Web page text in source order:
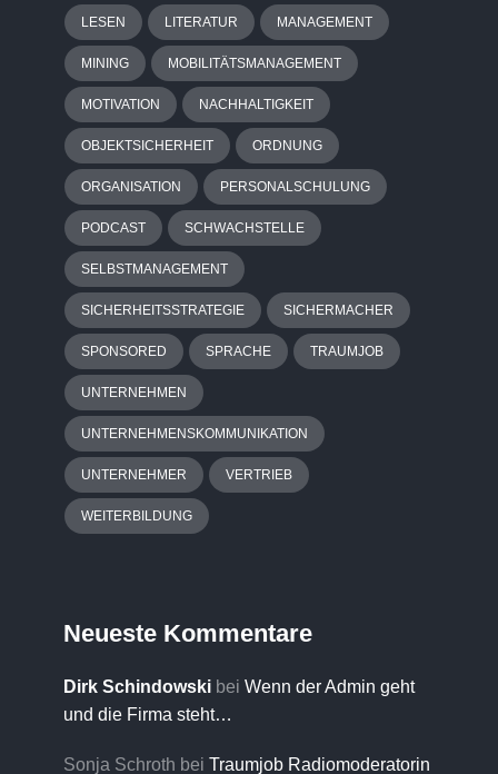
LESEN LITERATUR MANAGEMENT
MINING MOBILITÄTSMANAGEMENT
MOTIVATION NACHHALTIGKEIT
OBJEKTSICHERHEIT ORDNUNG
ORGANISATION PERSONALSCHULUNG
PODCAST SCHWACHSTELLE
SELBSTMANAGEMENT
SICHERHEITSSTRATEGIE SICHERMACHER
SPONSORED SPRACHE TRAUMJOB
UNTERNEHMEN
UNTERNEHMENSKOMMUNIKATION
UNTERNEHMER VERTRIEB
WEITERBILDUNG
Neueste Kommentare
Dirk Schindowski bei Wenn der Admin geht
und die Firma steht…
Sonja Schroth bei Traumjob Radiomoderatorin